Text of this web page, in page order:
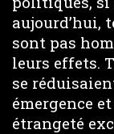
aujourd’hui,
sont pas
leurs effets.
se
émergence
étrangeté